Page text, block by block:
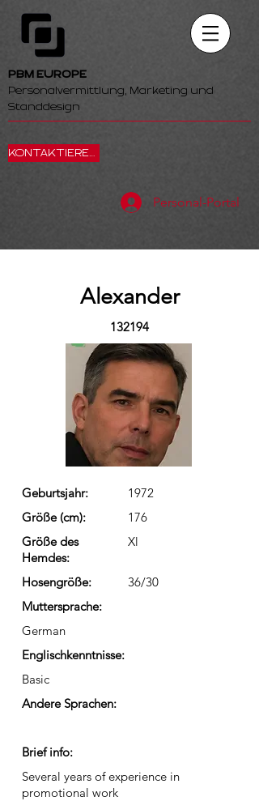
PBM EUROPE
Personalvermittlung, Marketing und
Standdesign
KONTAKTIEREN SIE UNS
Personal-Portal
Alexander
132194
Geburtsjahr:
1972
Größe (cm):
176
Größe des
Hemdes:
Xl
Hosengröße:
36/30
Muttersprache:
German
Englischkenntnisse:
Basic
Andere Sprachen:
Brief info:
Several years of experience in
promotional work